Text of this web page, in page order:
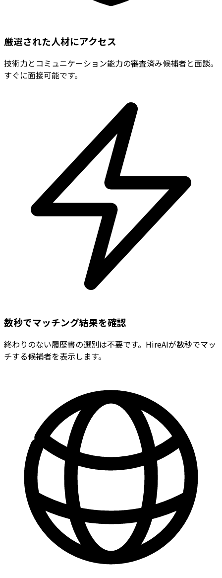
厳選された人材にアクセス
技術力とコミュニケーション能力の審査済み候補者と面談。
すぐに面接可能です。
数秒でマッチング結果を確認
終わりのない履歴書の選別は不要です。HireAIが数秒でマッ
チする候補者を表示します。